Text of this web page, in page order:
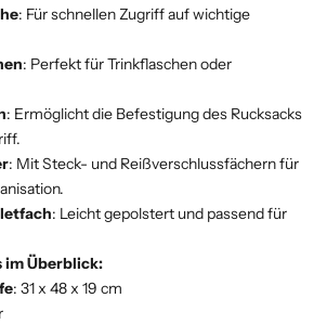
: Für schnellen Zugriff auf wichtige
: Perfekt für Trinkflaschen oder
: Ermöglicht die Befestigung des Rucksacks
: Mit Steck- und Reißverschlussfächern für
: Leicht gepolstert und passend für
im Überblick:
: 31 x 48 x 19 cm